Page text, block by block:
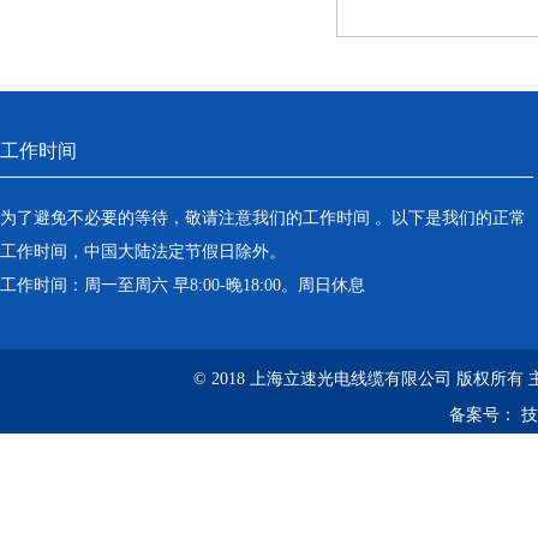
工作时间
为了避免不必要的等待，敬请注意我们的工作时间 。以下是我们的正常
工作时间，中国大陆法定节假日除外。
工作时间：周一至周六 早8:00-晚18:00。周日休息
© 2018 上海立速光电线缆有限公司 版权所有
备案号：